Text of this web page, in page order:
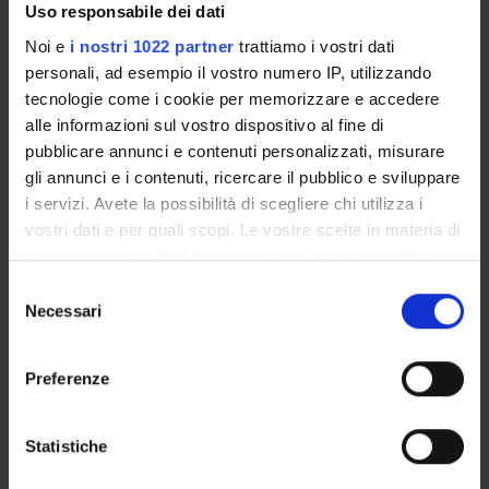
Uso responsabile dei dati
Noi e i nostri 1022 partner trattiamo i vostri dati
personali, ad esempio il vostro numero IP, utilizzando
tecnologie come i cookie per memorizzare e accedere
alle informazioni sul vostro dispositivo al fine di
pubblicare annunci e contenuti personalizzati, misurare
gli annunci e i contenuti, ricercare il pubblico e sviluppare
i servizi. Avete la possibilità di scegliere chi utilizza i
vostri dati e per quali scopi. Le vostre scelte in materia di
privacy sono applicabili solo su questa proprietà digitale
modificare o revocare il proprio consenso in qualsiasi
momento dalla Dichiarazione sui cookie o facendo clic
raccogliere informazioni sulla tua posizione
geografica, con un'approssimazione di qualche
delNecessari
Preferenze
Statistiche
Temporary Assistant Professor
Anselmi Cristina
Technical-administrative staff
Binetti Nicolas
PhD student
Bronte Vincenzo
Full Professor
Caligola Simone
Temporary Assistant Professor
Technical-administrative staff
Temporary Assistant Professor